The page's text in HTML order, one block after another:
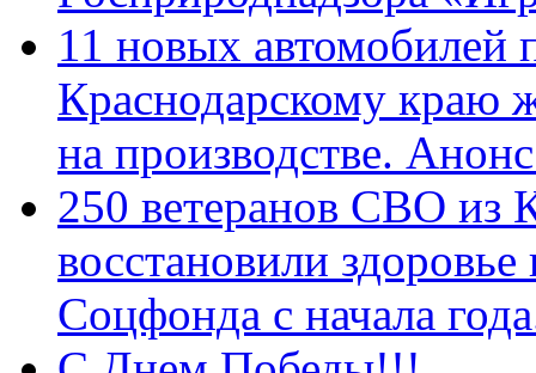
11 новых автомобилей
Краснодарскому краю
на производстве.
250 ветеранов СВО из
восстановили
Соцфонда с начала